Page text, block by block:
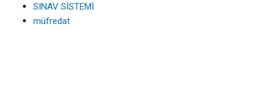
SINAV SİSTEMİ
müfredat